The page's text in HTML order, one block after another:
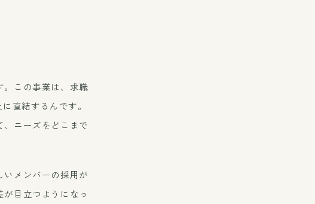
。この事業は、求職
直結するんです。
ニーズをどこまで
メンバーの採用が
目立つようになっ